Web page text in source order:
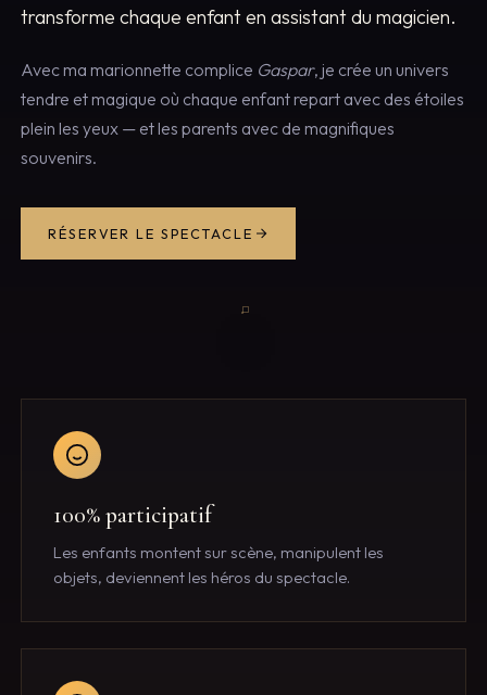
transforme chaque enfant en assistant du magicien.
Avec ma marionnette complice Gaspar, je crée un univers
tendre et magique où chaque enfant repart avec des étoiles
plein les yeux — et les parents avec de magnifiques
souvenirs.
RÉSERVER LE SPECTACLE
100% participatif
Les enfants montent sur scène, manipulent les
objets, deviennent les héros du spectacle.